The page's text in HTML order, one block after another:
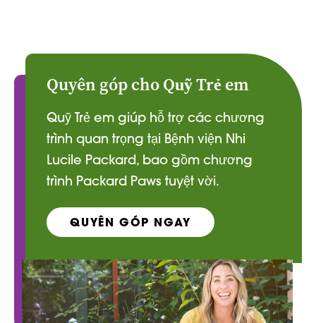
Quyên góp cho Quỹ Trẻ em
Quỹ Trẻ em giúp hỗ trợ các chương
trình quan trọng tại Bệnh viện Nhi
Lucile Packard, bao gồm chương
trình Packard Paws tuyệt vời.
QUYÊN GÓP NGAY